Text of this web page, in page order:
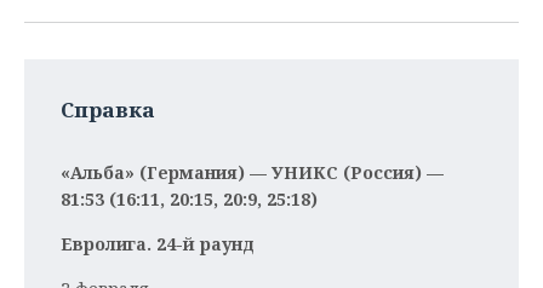
Справка
«Альба» (Германия) — УНИКС (Россия) —
81:53 (16:11, 20:15, 20:9, 25:18)
Евролига. 24-й раунд